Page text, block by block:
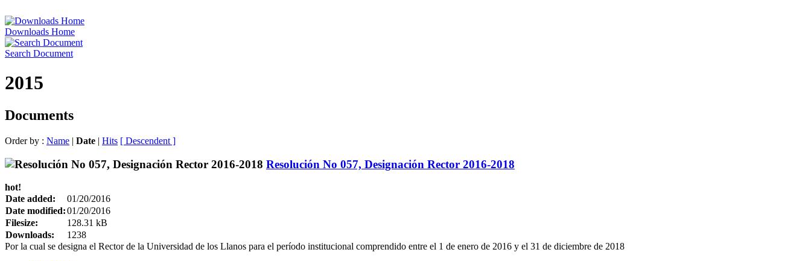
Downloads Home
Search Document
2015
Documents
Order by : Name | Date | Hits [ Descendent ]
Resolución No 057, Designación Rector 2016-2018
hot!
Date added:
01/20/2016
Date modified:01/20/2016
Filesize:
128.31 kB
Downloads:
1238
Por la cual se designa el Rector de la Universidad de los Llanos para el período institucional comprendido entre el 1 de enero de 2016 y el 31 de diciembre de 2018